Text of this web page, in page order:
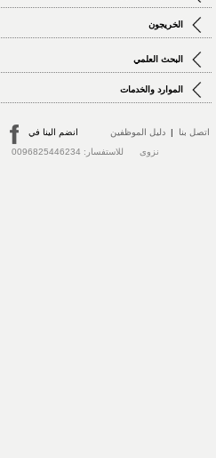
الخريجون
البحث العلمي
الموارد والخدمات
بنا | دليل الموظفين انضم الينا في
نزوى للاستفسار: 0096825446234